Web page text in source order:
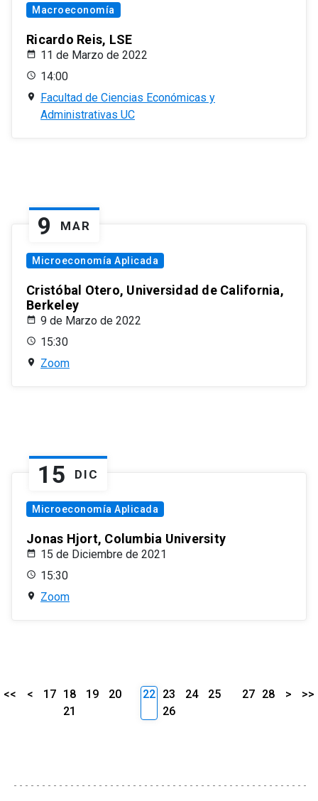
Macroeconomía
Ricardo Reis, LSE
11 de Marzo de 2022
14:00
Facultad de Ciencias Económicas y
Administrativas UC
9 MAR
Microeconomía Aplicada
Cristóbal Otero, Universidad de California,
Berkeley
9 de Marzo de 2022
15:30
Zoom
15 DIC
Microeconomía Aplicada
Jonas Hjort, Columbia University
15 de Diciembre de 2021
15:30
Zoom
<< < 17 18 19
20
21
22 23 24
25
26
27 28 > >>